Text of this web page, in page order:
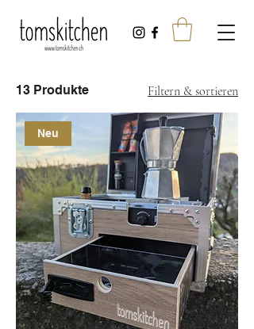
13 Produkte Filtern & sortieren
Neu